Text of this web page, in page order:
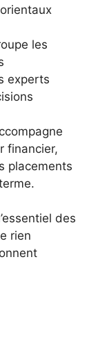
les
experts
financier,
placements
des
rien